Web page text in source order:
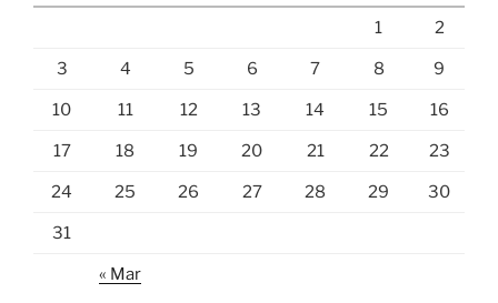
1 2
3 4 5 6 7 8 9
10 11 12 13 14 15 16
17 18 19 20 21 22 23
24 25 26 27 28 29 30
31
« Mar